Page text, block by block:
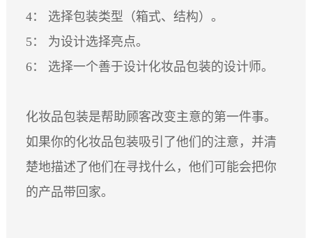
4： 选择包装类型（箱式、结构）。
5： 为设计选择亮点。
6： 选择一个善于设计化妆品包装的设计师。
化妆品包装是帮助顾客改变主意的第一件事。
如果你的化妆品包装吸引了他们的注意，并清
楚地描述了他们在寻找什么，他们可能会把你
的产品带回家。